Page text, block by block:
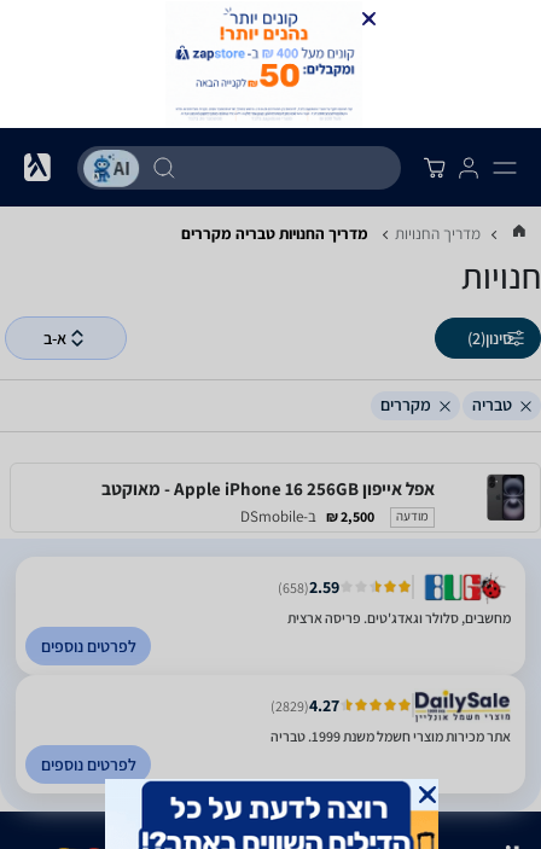
מדריך החנויות מדריך החנויות ‏טבריה ‏מקררים
חנויות
סינון(2) א-ב
טבריה מקררים
אפל אייפון Apple iPhone 16 256GB - מאוקטב
מודעה 2,500 ₪ ב-DSmobile
2.59
(658)
מחשבים, סלולר וגאדג'טים. פריסה ארצית
לפרטים נוספים
4.27
(2829)
אתר מכירות מוצרי חשמל משנת 1999. טבריה
לפרטים נוספים